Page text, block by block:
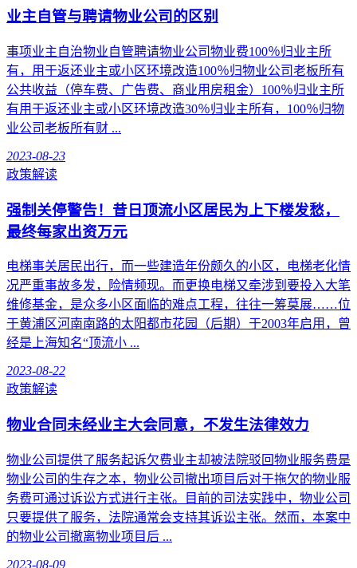
业主自管与聘请物业公司的区别
事项业主自治物业自管聘请物业公司物业费100％归业主所
有，用于返还业主或小区环境改造100％归物业公司老板所有
公共收益（停车费、广告费、商业用房租金）100％归业主所
有用于返还业主或小区环境改造30％归业主所有，100％归物
业公司老板所有财 ...
2023-08-23
政策解读
强制关停警告！昔日顶流小区居民为上下楼发愁，
最终每家出资万元
电梯事关居民出行，而一些建造年份颇久的小区，电梯老化情
况严重事故多发，险情频现。而更换电梯又牵涉到要投入大笔
维修基金，是众多小区面临的难点工程，往往一筹莫展……位
于黄浦区河南南路的太阳都市花园（后期）于2003年启用，曾
经是上海知名“顶流小 ...
2023-08-22
政策解读
物业合同未经业主大会同意，不发生法律效力
物业公司提供了服务起诉欠费业主却被法院驳回物业服务费是
物业公司的生存之本，物业公司撤出项目后对于拖欠的物业服
务费可通过诉讼方式进行主张。目前的司法实践中，物业公司
只要提供了服务，法院通常会支持其诉讼主张。然而，本案中
的物业公司撤离物业项目后 ...
2023-08-09